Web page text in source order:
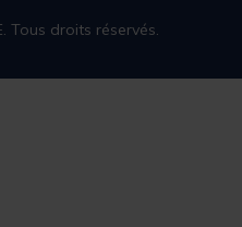
Tous droits réservés.